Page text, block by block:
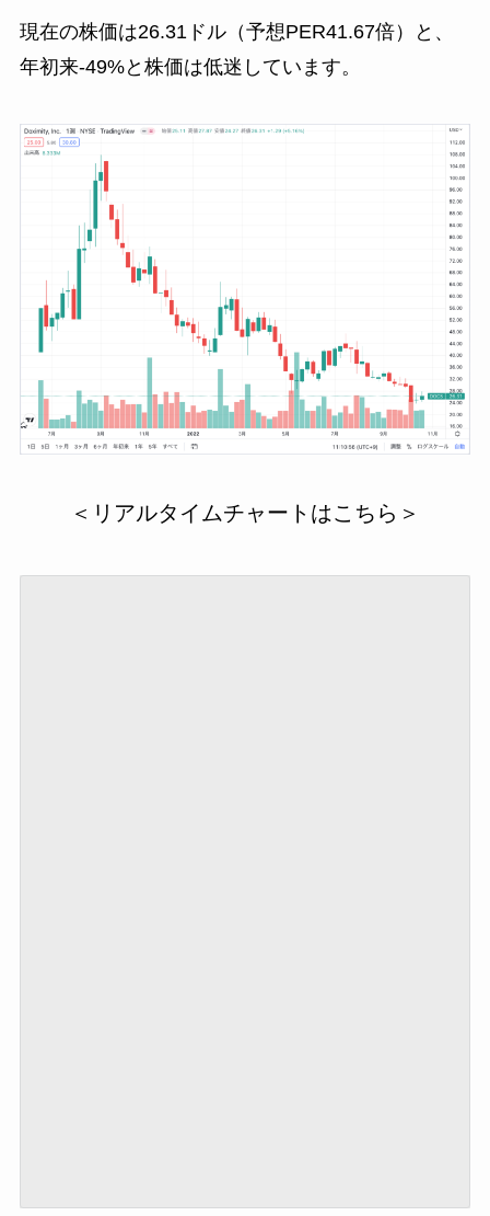
現在の株価は26.31ドル（予想PER41.67倍）と、
年初来-49%と株価は低迷しています。
＜リアルタイムチャートはこちら＞